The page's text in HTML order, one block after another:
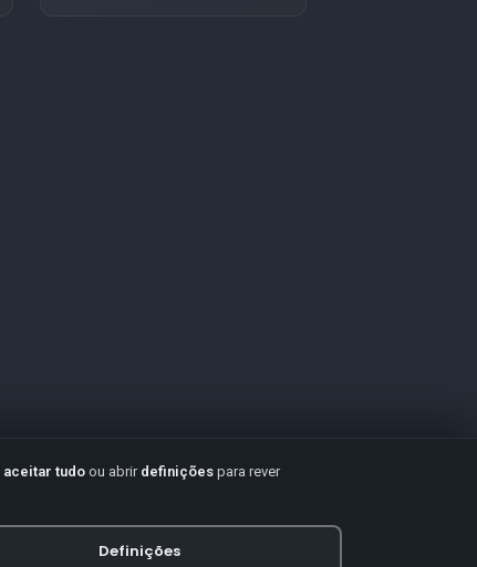
aceitar tudo ou abrir definições para rever
Definições